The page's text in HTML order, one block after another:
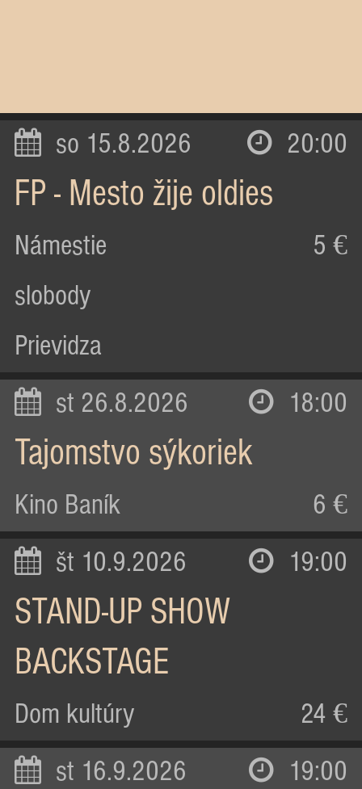
so 15.8.2026 20:00
FP - Mesto žije oldies
Námestie
slobody
Prievidza
5 €
st 26.8.2026 18:00
Tajomstvo sýkoriek
Kino Baník 6 €
št 10.9.2026 19:00
STAND-UP SHOW
BACKSTAGE
Dom kultúry 24 €
st 16.9.2026 19:00